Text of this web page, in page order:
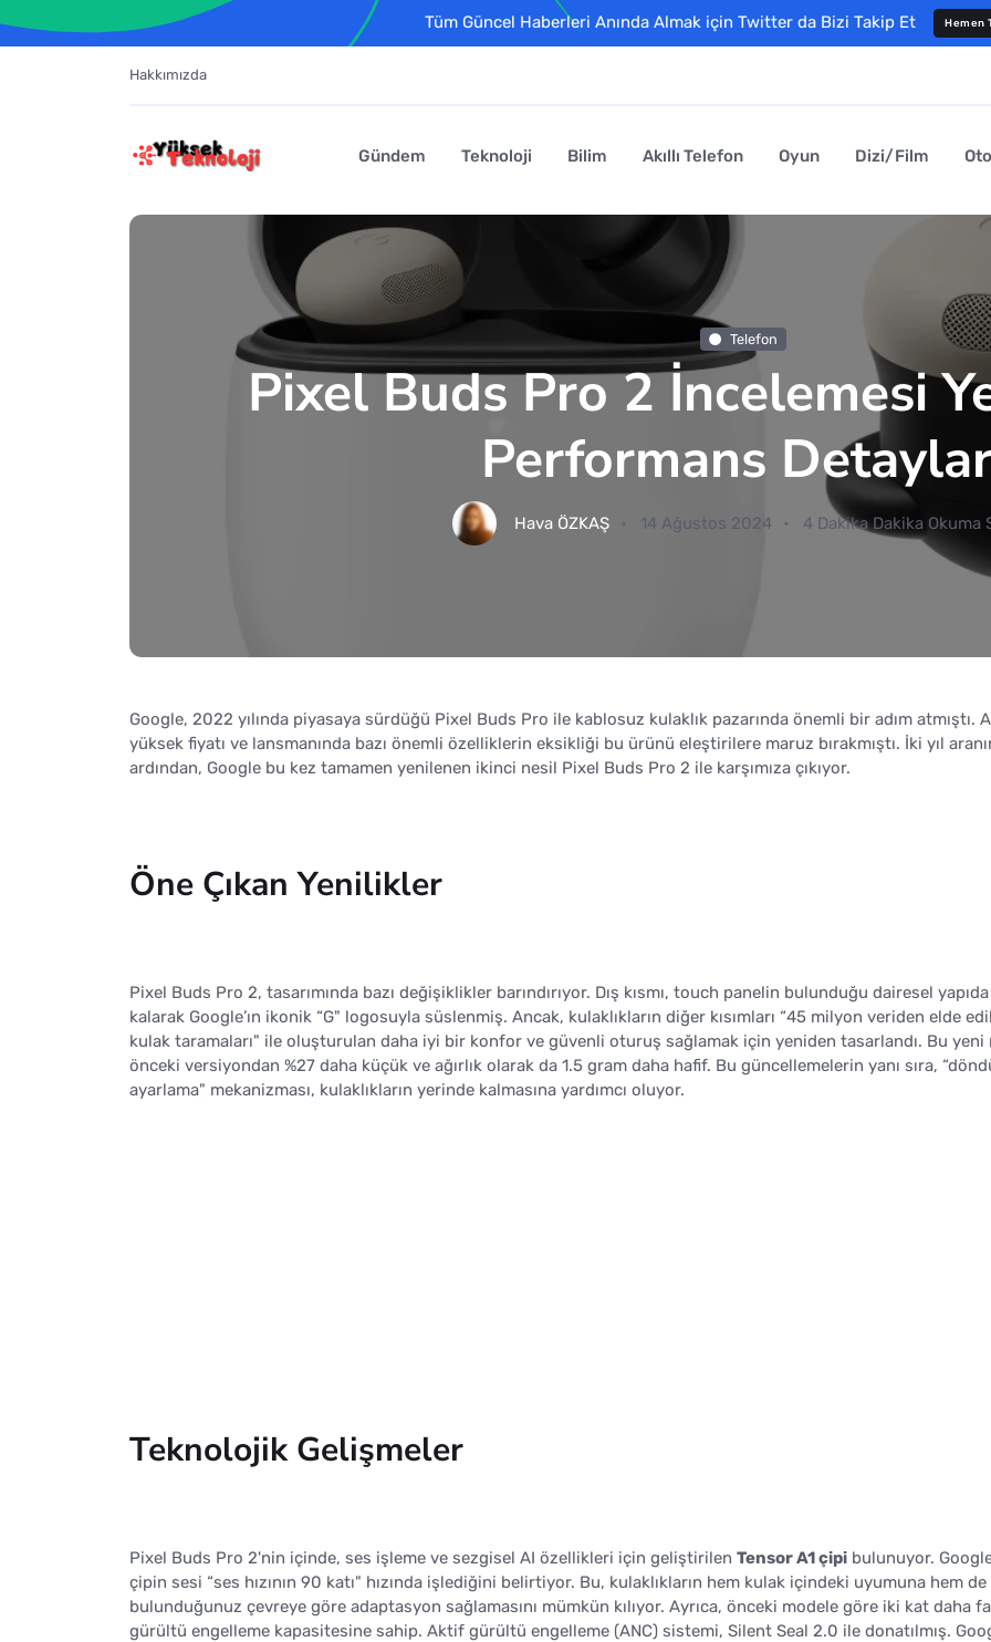
Tüm Güncel Haberleri Anında Almak için Twitter da Bizi Takip Et Hemen
Hakkımızda
Gündem Teknoloji Bilim Akıllı Telefon Oyun Dizi/Film
Telefon
Pixel Buds Pro 2 İncelemesi
Performans
Hava ÖZKAŞ 14 Ağustos 2024 4 Dakika Dakika Okuma
Google, 2022 yılında piyasaya sürdüğü Pixel Buds Pro ile kablosuz kulaklık pazarında önemli bir adım atmıştı.
yüksek fiyatı ve lansmanında bazı önemli özelliklerin eksikliği bu ürünü eleştirilere maruz bırakmıştı. İki yıl
ardından, Google bu kez tamamen yenilenen ikinci nesil Pixel Buds Pro 2 ile karşımıza çıkıyor.
Öne Çıkan Yenilikler
Pixel Buds Pro 2, tasarımında bazı değişiklikler barındırıyor. Dış kısmı, touch panelin bulunduğu dairesel yapıda
kalarak Google’ın ikonik “G" logosuyla süslenmiş. Ancak, kulaklıkların diğer kısımları “45 milyon veriden elde
kulak taramaları" ile oluşturulan daha iyi bir konfor ve güvenli oturuş sağlamak için yeniden tasarlandı. Bu yeni
önceki versiyondan %27 daha küçük ve ağırlık olarak da 1.5 gram daha hafif. Bu güncellemelerin yanı sıra,
ayarlama" mekanizması, kulaklıkların yerinde kalmasına yardımcı oluyor.
Teknolojik Gelişmeler
Pixel Buds Pro 2'nin içinde, ses işleme ve sezgisel AI özellikleri için geliştirilen Tensor A1 çipi bulunuyor.
çipin sesi “ses hızının 90 katı" hızında işlediğini belirtiyor. Bu, kulaklıkların hem kulak içindeki uyumuna hem de
bulunduğunuz çevreye göre adaptasyon sağlamasını mümkün kılıyor. Ayrıca, önceki modele göre iki kat daha
gürültü engelleme kapasitesine sahip. Aktif gürültü engelleme (ANC) sistemi, Silent Seal 2.0 ile donatılmış.